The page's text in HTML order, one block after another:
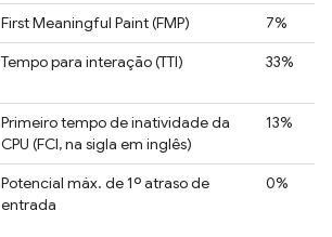
First Meaningful Paint (FMP)
7%
Tempo para interação (TTI) 33%
Primeiro tempo de inatividade da
CPU (FCI, na sigla em inglês)
13%
Potencial máx. de 1º atraso de
entrada
0%